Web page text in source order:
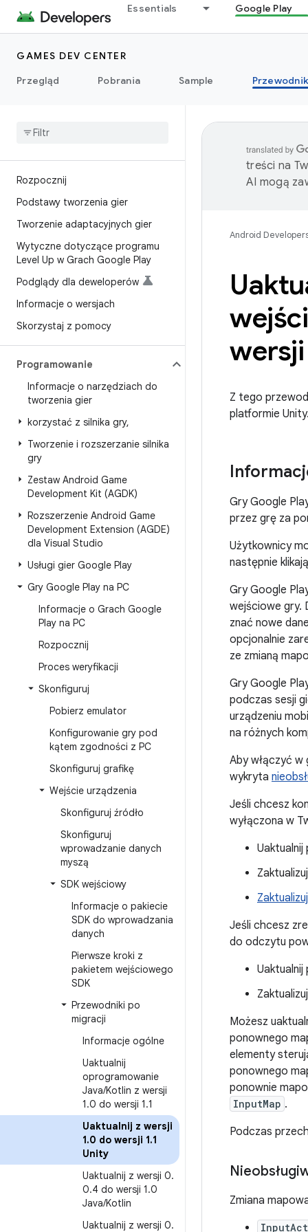
Essentials Google Play
GAMES DEV CENTER
Przegląd
Pobrania Sample
Rozpocznij
Podstawy tworzenia gier
Tworzenie adaptacyjnych gier
Wytyczne dotyczące programu
Level Up w Grach Google Play
Podglądy dla deweloperów
Informacje o wersjach
Skorzystaj z pomocy
Programowanie
Informacje o narzędziach do
tworzenia gier
korzystać z silnika gry,
Tworzenie i rozszerzanie silnika
gry
Zestaw Android Game
Development Kit (AGDK)
Rozszerzenie Android Game
Development Extension (AGDE)
dla Visual Studio
Usługi gier Google Play
Gry Google Play na PC
Informacje o Grach Google
Play na PC
Rozpocznij
Proces weryfikacji
Skonfiguruj
Pobierz emulator
Konfigurowanie gry pod
kątem zgodności z PC
Skonfiguruj grafikę
Wejście urządzenia
Skonfiguruj źródło
Skonfiguruj
wprowadzanie danych
myszą
SDK wejściowy
Informacje o pakiecie
SDK do wprowadzania
danych
Pierwsze kroki z
pakietem wejściowego
SDK
Przewodniki po
migracji
Informacje ogólne
Uaktualnij
oprogramowanie
Java/Kotlin z wersji
1.0 do wersji 1.1
Uaktualnij z wersji
1.0 do wersji 1.1
Unity
Uaktualnij z wersji 0.
0.4 do wersji 1.0
Java/Kotlin
Uaktualnij z wersji 0.
treści na
AI mogą
Android
wersji
Z tego
platformie
Gry Google
przez grę za
Użytkownicy
następnie
Gry Google
wejściowe gry.
znać nowe
opcjonalnie
ze zmianą
Gry Google
podczas sesji
urządzeniu
na różnych
Aby włączyć w
wykryta
Jeśli chcesz
wyłączona w
Zaktualizuj
Jeśli chcesz
do odczytu
Możesz
ponownego
elementy
ponownego
ponownie
InputMap .
Podczas
Zmiana